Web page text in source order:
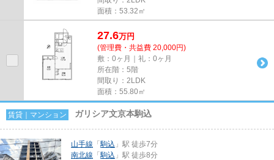
面積：53.32㎡
27.6万円
(管理費・共益費 20,000円)
敷：0ヶ月｜礼：0ヶ月
所在階：5階
間取り：2LDK
面積：55.80㎡
賃貸｜マンション ガリシア文京本駒込
山手線 「駒込 」駅 徒歩7分
南北線 「駒込 」駅 徒歩8分